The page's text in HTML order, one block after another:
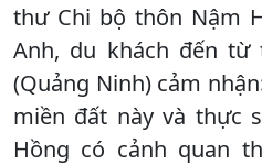
thư Chi bộ thôn Nậm
Anh, du khách đến từ
(Quảng Ninh) cảm
miền đất này và thực
Hồng có cảnh quan